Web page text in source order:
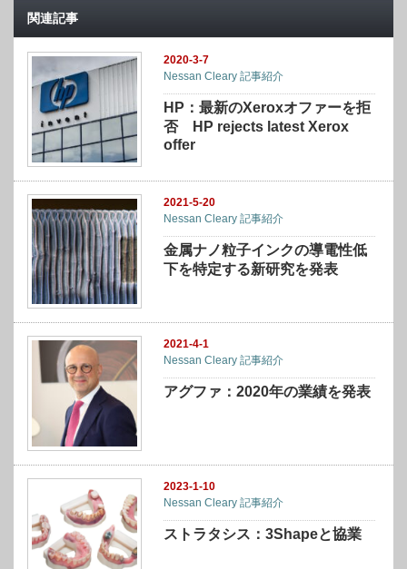
関連記事
2020-3-7
Nessan Cleary 記事紹介
HP：最新のXeroxオファーを拒
否 HP rejects latest Xerox
offer
2021-5-20
Nessan Cleary 記事紹介
金属ナノ粒子インクの導電性低
下を特定する新研究を発表
2021-4-1
Nessan Cleary 記事紹介
アグファ：2020年の業績を発表
2023-1-10
Nessan Cleary 記事紹介
ストラタシス：3Shapeと協業